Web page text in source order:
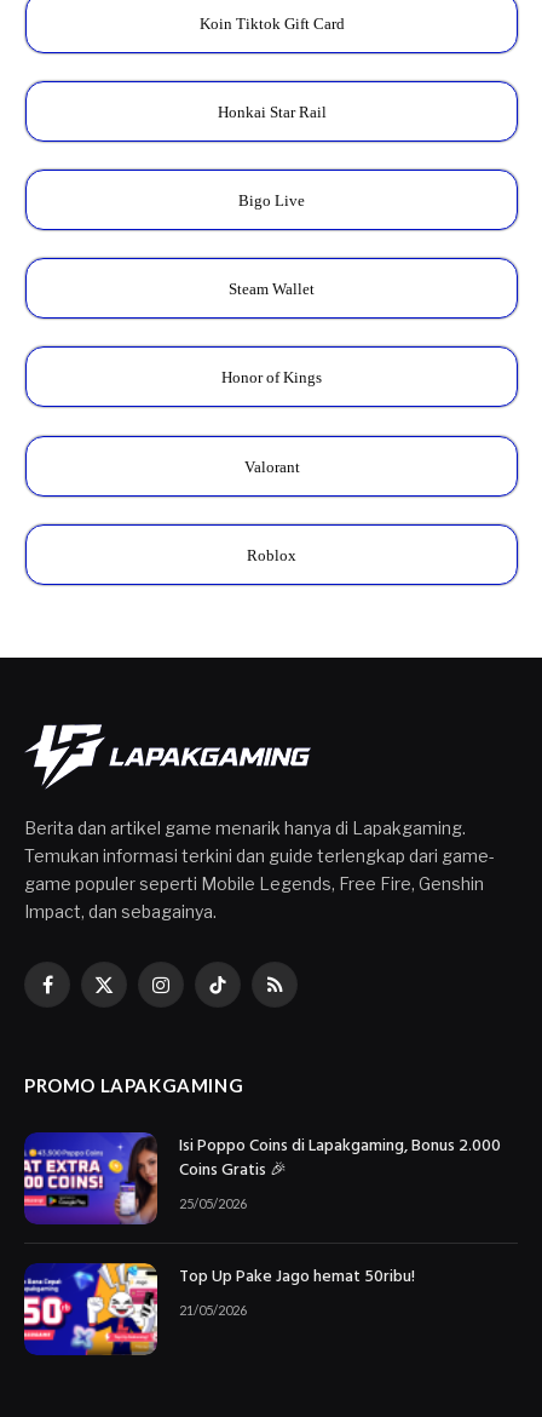
Koin Tiktok Gift Card
Honkai Star Rail
Bigo Live
Steam Wallet
Honor of Kings
Valorant
Roblox
Berita dan artikel game menarik hanya di Lapakgaming.
Temukan informasi terkini dan guide terlengkap dari game-
game populer seperti Mobile Legends, Free Fire, Genshin
Impact, dan sebagainya.
Facebook
X
InstagramTikTokRSS
PROMO LAPAKGAMING
Isi Poppo Coins di Lapakgaming, Bonus 2.000
Coins Gratis 🎉
25/05/2026
Top Up Pake Jago hemat 50ribu!
21/05/2026